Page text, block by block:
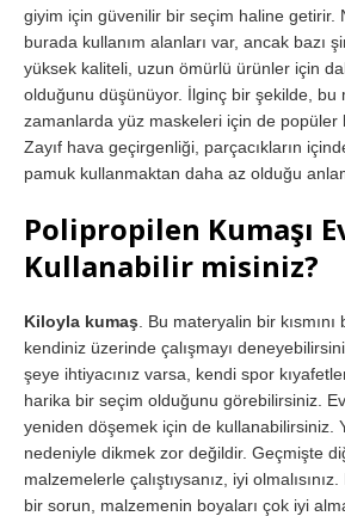
giyim için güvenilir bir seçim haline getirir.
burada kullanım alanları var, ancak bazı
yüksek kaliteli, uzun ömürlü ürünler için
olduğunu düşünüyor. İlginç bir şekilde, bu
zamanlarda yüz maskeleri için de popüler
Zayıf hava geçirgenliği, parçacıkların
pamuk kullanmaktan daha az olduğu
Polipropilen Kumaşı
Kullanabilir misiniz?
Kiloyla kumaş . Bu materyalin bir
kendiniz üzerinde çalışmayı
şeye ihtiyacınız varsa, kendi spor
harika bir seçim olduğunu görebilirsiniz.
yeniden döşemek için de kullanabilirsiniz.
nedeniyle dikmek zor değildir. Geçmişte
malzemelerle çalıştıysanız, iyi
bir sorun, malzemenin boyaları çok iyi